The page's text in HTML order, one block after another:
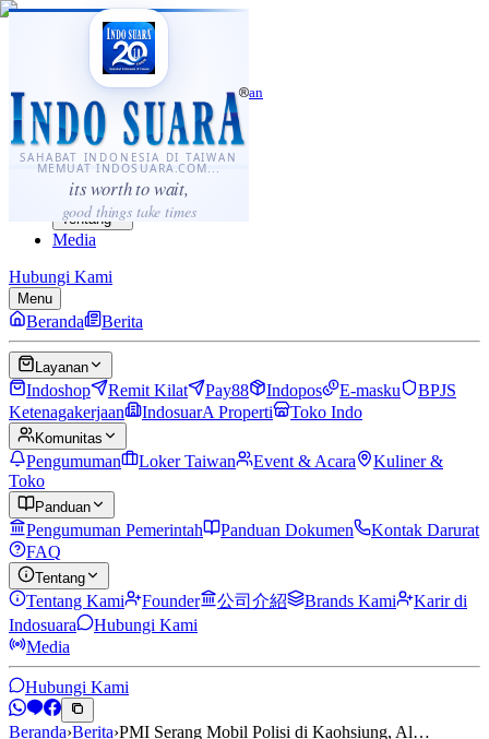
SAHABAT INDONESIA DI TAIWAN
MEMUAT INDOSUARA.COM...
its worth to wait,
good things take times
·...
⌘K
Sahabat Indonesia di Taiwan
Berita
Layanan
Komunitas
Panduan
Tentang
Media
Hubungi Kami
Menu
Beranda Berita
Layanan
Indoshop Remit Kilat Pay88 Indopos E-masku
BPJS
Ketenagakerjaan
IndosuarA Properti Toko Indo
Komunitas
Pengumuman Loker Taiwan Event & Acara
Kuliner &
Toko
Panduan
Pengumuman Pemerintah Panduan Dokumen
Kontak Darurat
FAQ
Tentang
Tentang Kami Founder 公司介紹 Brands Kami
Karir di
Indosuara
Hubungi Kami
Media
Hubungi Kami
Beranda›Berita›PMI Serang Mobil Polisi di Kaohsiung, Al…